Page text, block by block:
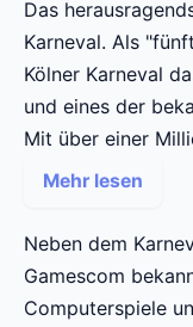
Das
Karneval. Als
Kölner Karneval
und eines der
Mit über einer
Mehr lesen
Neben dem
Gamescom
Computerspiele